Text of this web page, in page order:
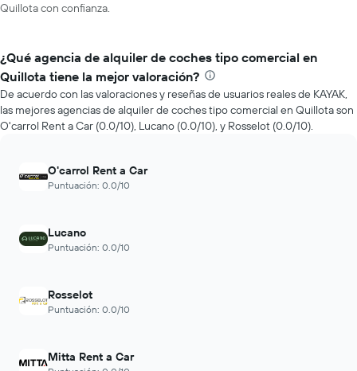
Quillota con confianza.
¿Qué agencia de alquiler de coches tipo comercial en
Quillota tiene la mejor valoración?
De acuerdo con las valoraciones y reseñas de usuarios reales de KAYAK,
las mejores agencias de alquiler de coches tipo comercial en Quillota son
O'carrol Rent a Car (0.0/10), Lucano (0.0/10), y Rosselot (0.0/10).
O'carrol Rent a Car
Puntuación: 0.0/10
Lucano
Puntuación: 0.0/10
Rosselot
Puntuación: 0.0/10
Mitta Rent a Car